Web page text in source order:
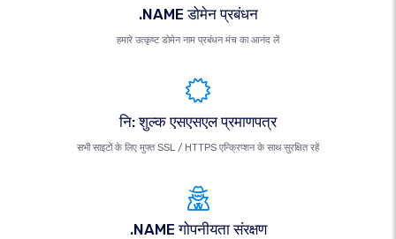
.NAME डोमेन प्रबंधन
हमारे उत्कृष्ट डोमेन नाम प्रबंधन मंच का आनंद लें
नि: शुल्क एसएसएल प्रमाणपत्र
सभी साइटों के लिए मुफ्त SSL / HTTPS एन्क्रिप्शन के साथ सुरक्षित रहें
.NAME गोपनीयता संरक्षण